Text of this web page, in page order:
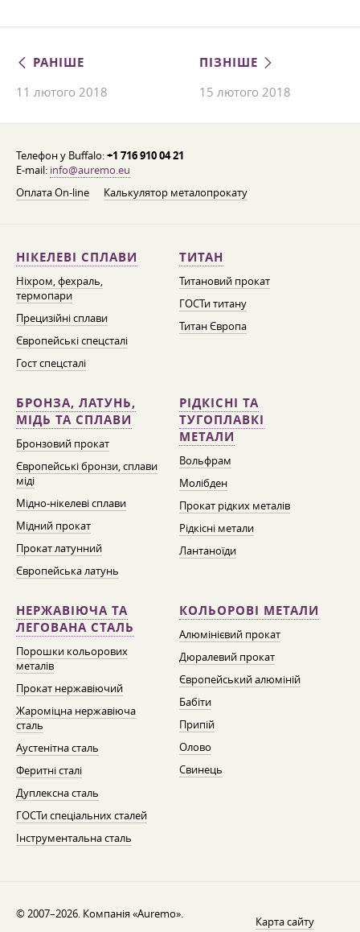
РАНІШЕ
11 лютого 2018
ПІЗНІШЕ
15 лютого 2018
Телефон у Buffalo:+1 716 910 04 21
E-mail: info@auremo.eu
Оплата On-line
Калькулятор металопрокату
НІКЕЛЕВІ СПЛАВИ
Ніхром, фехраль,
термопари
Прецизійні сплави
Європейські спецсталі
Гост спецсталі
ТИТАН
Титановий прокат
ГОСТи титану
Титан Європа
БРОНЗА, ЛАТУНЬ,
МІДЬ ТА СПЛАВИ
Бронзовий прокат
Європейські бронзи, сплави
міді
Мідно-нікелеві сплави
Мідний прокат
Прокат латунний
Європейська латунь
РІДКІСНІ ТА
ТУГОПЛАВКІ
МЕТАЛИ
Вольфрам
Молібден
Прокат рідких металів
Рідкісні метали
Лантаноїди
НЕРЖАВІЮЧА ТА
ЛЕГОВАНА СТАЛЬ
Порошки кольорових
металів
Прокат нержавіючий
Жароміцна нержавіюча
сталь
Аустенітна сталь
Феритні сталі
Дуплексна сталь
ГОСТи спеціальних сталей
Інструментальна сталь
КОЛЬОРОВІ МЕТАЛИ
Алюмінієвий прокат
Дюралевий прокат
Європейський алюміній
Бабіти
Припій
Олово
Свинець
© 2007–2026. Компанія «Auremo».
Карта сайту